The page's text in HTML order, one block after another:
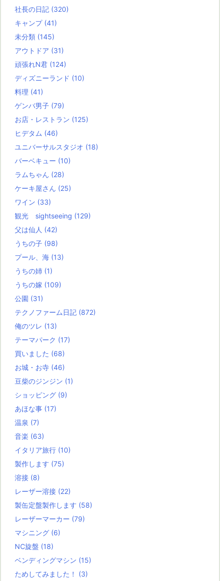
社長の日記 (320)
キャンプ (41)
未分類 (145)
アウトドア (31)
頑張れN君 (124)
ディズニーランド (10)
料理 (41)
ゲンバ男子 (79)
お店・レストラン (125)
ヒデタム (46)
ユニバーサルスタジオ (18)
バーベキュー (10)
ラムちゃん (28)
ケーキ屋さん (25)
ワイン (33)
観光 sightseeing (129)
父は仙人 (42)
うちの子 (98)
プール、海 (13)
うちの姉 (1)
うちの嫁 (109)
公園 (31)
テクノファーム日記 (872)
俺のツレ (13)
テーマパーク (17)
買いました (68)
お城・お寺 (46)
豆柴のジンジン (1)
ショッピング (9)
あほな事 (17)
温泉 (7)
音楽 (63)
イタリア旅行 (10)
製作します (75)
溶接 (8)
レーザー溶接 (22)
製缶定盤製作します (58)
レーザーマーカー (79)
マシニング (6)
NC旋盤 (18)
ベンディングマシン (15)
ためしてみました！ (3)